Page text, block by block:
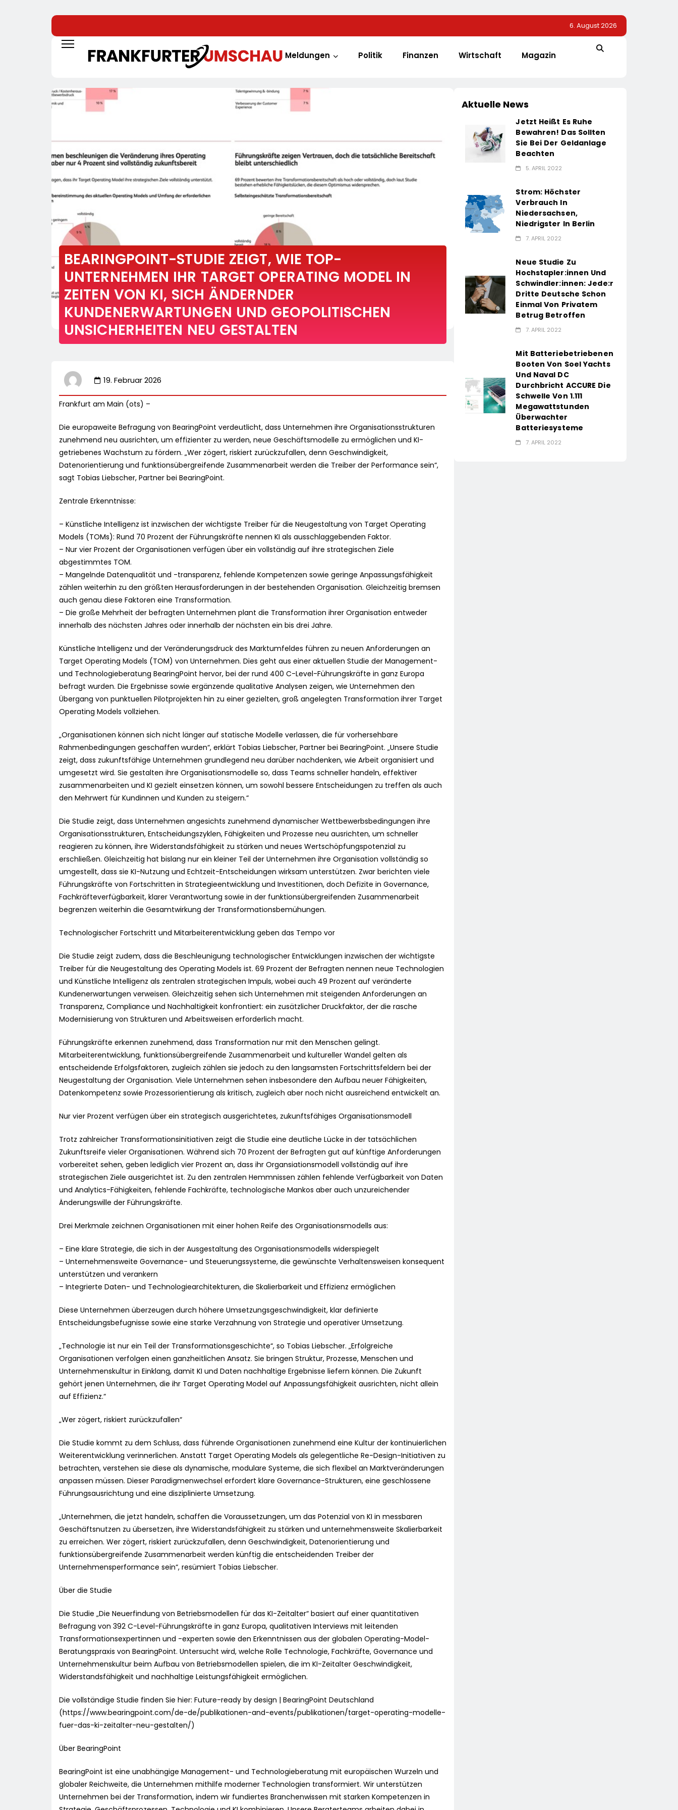
6. August 2026
Meldungen Politik Finanzen Wirtschaft Magazin
BEARINGPOINT-STUDIE ZEIGT, WIE TOP-
UNTERNEHMEN IHR TARGET OPERATING MODEL IN
ZEITEN VON KI, SICH ÄNDERNDER
KUNDENERWARTUNGEN UND GEOPOLITISCHEN
UNSICHERHEITEN NEU GESTALTEN
19. Februar 2026
Frankfurt am Main (ots) –
Die europaweite Befragung von BearingPoint verdeutlicht, dass Unternehmen ihre Organisationsstrukturen
zunehmend neu ausrichten, um effizienter zu werden, neue Geschäftsmodelle zu ermöglichen und KI-
getriebenes Wachstum zu fördern. „Wer zögert, riskiert zurückzufallen, denn Geschwindigkeit,
Datenorientierung und funktionsübergreifende Zusammenarbeit werden die Treiber der Performance sein“,
sagt Tobias Liebscher, Partner bei BearingPoint.
Zentrale Erkenntnisse:
– Künstliche Intelligenz ist inzwischen der wichtigste Treiber für die Neugestaltung von Target Operating
Models (TOMs): Rund 70 Prozent der Führungskräfte nennen KI als ausschlaggebenden Faktor.
– Nur vier Prozent der Organisationen verfügen über ein vollständig auf ihre strategischen Ziele
abgestimmtes TOM.
– Mangelnde Datenqualität und -transparenz, fehlende Kompetenzen sowie geringe Anpassungsfähigkeit
zählen weiterhin zu den größten Herausforderungen in der bestehenden Organisation. Gleichzeitig bremsen
auch genau diese Faktoren eine Transformation.
– Die große Mehrheit der befragten Unternehmen plant die Transformation ihrer Organisation entweder
innerhalb des nächsten Jahres oder innerhalb der nächsten ein bis drei Jahre.
Künstliche Intelligenz und der Veränderungsdruck des Marktumfeldes führen zu neuen Anforderungen an
Target Operating Models (TOM) von Unternehmen. Dies geht aus einer aktuellen Studie der Management-
und Technologieberatung BearingPoint hervor, bei der rund 400 C-Level-Führungskräfte in ganz Europa
befragt wurden. Die Ergebnisse sowie ergänzende qualitative Analysen zeigen, wie Unternehmen den
Übergang von punktuellen Pilotprojekten hin zu einer gezielten, groß angelegten Transformation ihrer Target
Operating Models vollziehen.
„Organisationen können sich nicht länger auf statische Modelle verlassen, die für vorhersehbare
Rahmenbedingungen geschaffen wurden“, erklärt Tobias Liebscher, Partner bei BearingPoint. „Unsere Studie
zeigt, dass zukunftsfähige Unternehmen grundlegend neu darüber nachdenken, wie Arbeit organisiert und
umgesetzt wird. Sie gestalten ihre Organisationsmodelle so, dass Teams schneller handeln, effektiver
zusammenarbeiten und KI gezielt einsetzen können, um sowohl bessere Entscheidungen zu treffen als auch
den Mehrwert für Kundinnen und Kunden zu steigern.“
Die Studie zeigt, dass Unternehmen angesichts zunehmend dynamischer Wettbewerbsbedingungen ihre
Organisationsstrukturen, Entscheidungszyklen, Fähigkeiten und Prozesse neu ausrichten, um schneller
reagieren zu können, ihre Widerstandsfähigkeit zu stärken und neues Wertschöpfungspotenzial zu
erschließen. Gleichzeitig hat bislang nur ein kleiner Teil der Unternehmen ihre Organisation vollständig so
umgestellt, dass sie KI-Nutzung und Echtzeit-Entscheidungen wirksam unterstützen. Zwar berichten viele
Führungskräfte von Fortschritten in Strategieentwicklung und Investitionen, doch Defizite in Governance,
Fachkräfteverfügbarkeit, klarer Verantwortung sowie in der funktionsübergreifenden Zusammenarbeit
begrenzen weiterhin die Gesamtwirkung der Transformationsbemühungen.
Technologischer Fortschritt und Mitarbeiterentwicklung geben das Tempo vor
Die Studie zeigt zudem, dass die Beschleunigung technologischer Entwicklungen inzwischen der wichtigste
Treiber für die Neugestaltung des Operating Models ist. 69 Prozent der Befragten nennen neue Technologien
und Künstliche Intelligenz als zentralen strategischen Impuls, wobei auch 49 Prozent auf veränderte
Kundenerwartungen verweisen. Gleichzeitig sehen sich Unternehmen mit steigenden Anforderungen an
Transparenz, Compliance und Nachhaltigkeit konfrontiert: ein zusätzlicher Druckfaktor, der die rasche
Modernisierung von Strukturen und Arbeitsweisen erforderlich macht.
Führungskräfte erkennen zunehmend, dass Transformation nur mit den Menschen gelingt.
Mitarbeiterentwicklung, funktionsübergreifende Zusammenarbeit und kultureller Wandel gelten als
entscheidende Erfolgsfaktoren, zugleich zählen sie jedoch zu den langsamsten Fortschrittsfeldern bei der
Neugestaltung der Organisation. Viele Unternehmen sehen insbesondere den Aufbau neuer Fähigkeiten,
Datenkompetenz sowie Prozessorientierung als kritisch, zugleich aber noch nicht ausreichend entwickelt an.
Nur vier Prozent verfügen über ein strategisch ausgerichtetes, zukunftsfähiges Organisationsmodell
Trotz zahlreicher Transformationsinitiativen zeigt die Studie eine deutliche Lücke in der tatsächlichen
Zukunftsreife vieler Organisationen. Während sich 70 Prozent der Befragten gut auf künftige Anforderungen
vorbereitet sehen, geben lediglich vier Prozent an, dass ihr Organsiationsmodell vollständig auf ihre
strategischen Ziele ausgerichtet ist. Zu den zentralen Hemmnissen zählen fehlende Verfügbarkeit von Daten
und Analytics-Fähigkeiten, fehlende Fachkräfte, technologische Mankos aber auch unzureichender
Änderungswille der Führungskräfte.
Drei Merkmale zeichnen Organisationen mit einer hohen Reife des Organisationsmodells aus:
– Eine klare Strategie, die sich in der Ausgestaltung des Organisationsmodells widerspiegelt
– Unternehmensweite Governance- und Steuerungssysteme, die gewünschte Verhaltensweisen konsequent
unterstützen und verankern
– Integrierte Daten- und Technologiearchitekturen, die Skalierbarkeit und Effizienz ermöglichen
Diese Unternehmen überzeugen durch höhere Umsetzungsgeschwindigkeit, klar definierte
Entscheidungsbefugnisse sowie eine starke Verzahnung von Strategie und operativer Umsetzung.
„Technologie ist nur ein Teil der Transformationsgeschichte“, so Tobias Liebscher. „Erfolgreiche
Organisationen verfolgen einen ganzheitlichen Ansatz. Sie bringen Struktur, Prozesse, Menschen und
Unternehmenskultur in Einklang, damit KI und Daten nachhaltige Ergebnisse liefern können. Die Zukunft
gehört jenen Unternehmen, die ihr Target Operating Model auf Anpassungsfähigkeit ausrichten, nicht allein
auf Effizienz.“
„Wer zögert, riskiert zurückzufallen“
Die Studie kommt zu dem Schluss, dass führende Organisationen zunehmend eine Kultur der kontinuierlichen
Weiterentwicklung verinnerlichen. Anstatt Target Operating Models als gelegentliche Re-Design-Initiativen zu
betrachten, verstehen sie diese als dynamische, modulare Systeme, die sich flexibel an Marktveränderungen
anpassen müssen. Dieser Paradigmenwechsel erfordert klare Governance-Strukturen, eine geschlossene
Führungsausrichtung und eine disziplinierte Umsetzung.
„Unternehmen, die jetzt handeln, schaffen die Voraussetzungen, um das Potenzial von KI in messbaren
Geschäftsnutzen zu übersetzen, ihre Widerstandsfähigkeit zu stärken und unternehmensweite Skalierbarkeit
zu erreichen. Wer zögert, riskiert zurückzufallen, denn Geschwindigkeit, Datenorientierung und
funktionsübergreifende Zusammenarbeit werden künftig die entscheidenden Treiber der
Unternehmensperformance sein“, resümiert Tobias Liebscher.
Über die Studie
Die Studie „Die Neuerfindung von Betriebsmodellen für das KI-Zeitalter“ basiert auf einer quantitativen
Befragung von 392 C-Level-Führungskräfte in ganz Europa, qualitativen Interviews mit leitenden
Transformationsexpertinnen und -experten sowie den Erkenntnissen aus der globalen Operating-Model-
Beratungspraxis von BearingPoint. Untersucht wird, welche Rolle Technologie, Fachkräfte, Governance und
Unternehmenskultur beim Aufbau von Betriebsmodellen spielen, die im KI-Zeitalter Geschwindigkeit,
Widerstandsfähigkeit und nachhaltige Leistungsfähigkeit ermöglichen.
Die vollständige Studie finden Sie hier: Future-ready by design | BearingPoint Deutschland
(https://www.bearingpoint.com/de-de/publikationen-and-events/publikationen/target-operating-modelle-
fuer-das-ki-zeitalter-neu-gestalten/)
Über BearingPoint
BearingPoint ist eine unabhängige Management- und Technologieberatung mit europäischen Wurzeln und
globaler Reichweite, die Unternehmen mithilfe moderner Technologien transformiert. Wir unterstützen
Unternehmen bei der Transformation, indem wir fundiertes Branchenwissen mit starken Kompetenzen in
Aktuelle News
Jetzt Heißt Es Ruhe
Bewahren! Das Sollten
Sie Bei Der Geldanlage
Beachten
5. APRIL 2022
Strom: Höchster
Verbrauch In
Niedersachsen,
Niedrigster In Berlin
7. APRIL 2022
Neue Studie Zu
Hochstapler:innen Und
Schwindler:innen: Jede:r
Dritte Deutsche Schon
Einmal Von Privatem
Betrug Betroffen
7. APRIL 2022
Mit Batteriebetriebenen
Booten Von Soel Yachts
Und Naval DC
Durchbricht ACCURE Die
Schwelle Von 1.111
Megawattstunden
Überwachter
Batteriesysteme
7. APRIL 2022